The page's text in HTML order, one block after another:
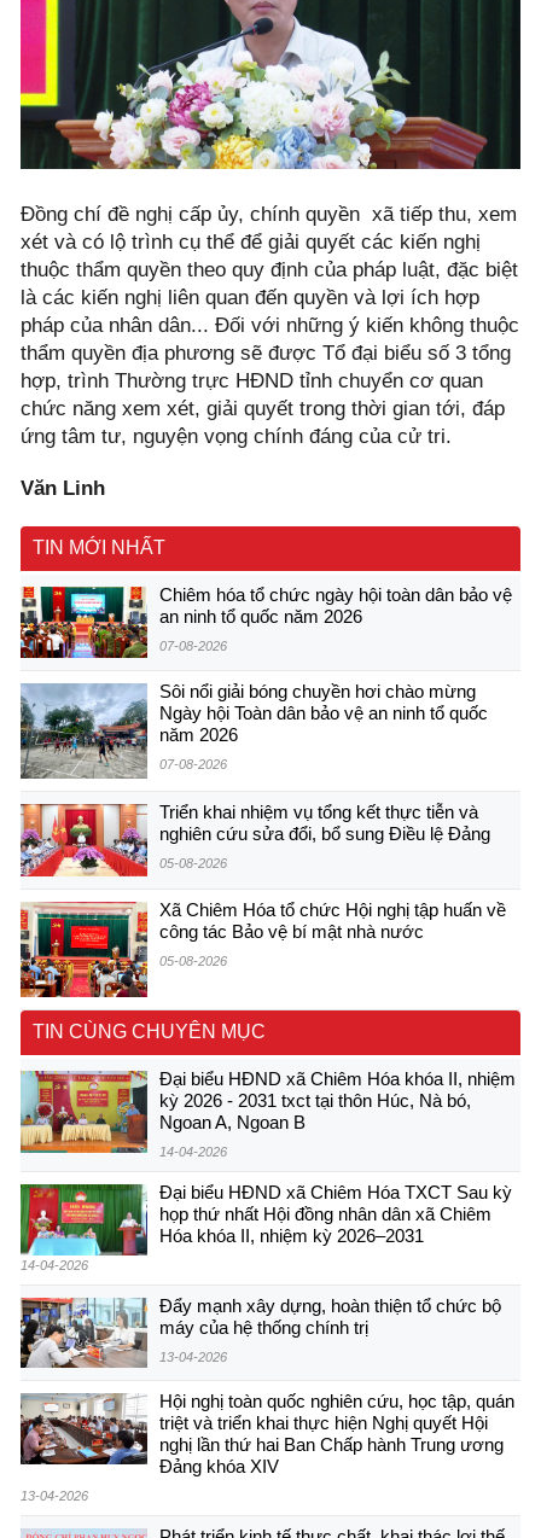
Đồng chí đề nghị cấp ủy, chính quyền xã tiếp thu, xem
xét và có lộ trình cụ thể để giải quyết các kiến nghị
thuộc thẩm quyền theo quy định của pháp luật, đặc biệt
là các kiến nghị liên quan đến quyền và lợi ích hợp
pháp của nhân dân... Đối với những ý kiến không thuộc
thẩm quyền địa phương sẽ được Tổ đại biểu số 3 tổng
hợp, trình Thường trực HĐND tỉnh chuyển cơ quan
chức năng xem xét, giải quyết trong thời gian tới, đáp
ứng tâm tư, nguyện vọng chính đáng của cử tri.
Văn Linh
TIN MỚI NHẤT
Chiêm hóa tổ chức ngày hội toàn dân bảo vệ
an ninh tổ quốc năm 2026
07-08-2026
Sôi nổi giải bóng chuyền hơi chào mừng
Ngày hội Toàn dân bảo vệ an ninh tổ quốc
năm 2026
07-08-2026
Triển khai nhiệm vụ tổng kết thực tiễn và
nghiên cứu sửa đổi, bổ sung Điều lệ Đảng
05-08-2026
Xã Chiêm Hóa tổ chức Hội nghị tập huấn về
công tác Bảo vệ bí mật nhà nước
05-08-2026
TIN CÙNG CHUYÊN MỤC
Đại biểu HĐND xã Chiêm Hóa khóa II, nhiệm
kỳ 2026 - 2031 txct tại thôn Húc, Nà bó,
Ngoan A, Ngoan B
14-04-2026
Đại biểu HĐND xã Chiêm Hóa TXCT Sau kỳ
họp thứ nhất Hội đồng nhân dân xã Chiêm
Hóa khóa II, nhiệm kỳ 2026–2031
14-04-2026
Đẩy mạnh xây dựng, hoàn thiện tổ chức bộ
máy của hệ thống chính trị
13-04-2026
Hội nghị toàn quốc nghiên cứu, học tập, quán
triệt và triển khai thực hiện Nghị quyết Hội
nghị lần thứ hai Ban Chấp hành Trung ương
Đảng khóa XIV
13-04-2026